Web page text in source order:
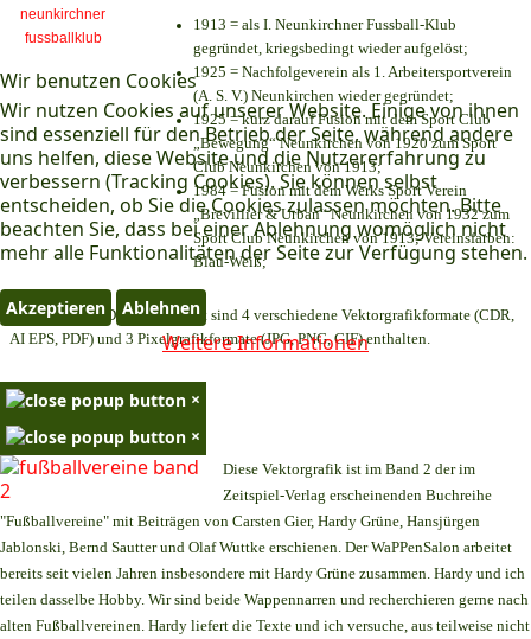
Wir benutzen Cookies
Wir nutzen Cookies auf unserer Website. Einige von ihnen
sind essenziell für den Betrieb der Seite, während andere
uns helfen, diese Website und die Nutzererfahrung zu
verbessern (Tracking Cookies). Sie können selbst
entscheiden, ob Sie die Cookies zulassen möchten. Bitte
beachten Sie, dass bei einer Ablehnung womöglich nicht
mehr alle Funktionalitäten der Seite zur Verfügung stehen.
Akzeptieren Ablehnen
Weitere Informationen
1913 = als I. Neunkirchner Fussball-Klub
gegründet, kriegsbedingt wieder aufgelöst;
1925 = Nachfolgeverein als 1. Arbeitersportverein
(A. S. V.) Neunkirchen wieder gegründet;
1925 = kurz darauf Fusion mit dem Sport Club
„Bewegung“ Neunkirchen von 1920 zum Sport
Club Neunkirchen von 1913;
1984 = Fusion mit dem Werks Sport Verein
„Brevillier & Urban“ Neunkirchen von 1932 zum
Sport Club Neunkirchen von 1913; Vereinsfarben:
Blau-Weiß;
Download:Im Downloadpaket sind 4 verschiedene Vektorgrafikformate (CDR,
AI EPS, PDF) und 3 Pixelgrafikformate (JPG, PNG, GIF) enthalten.
×
×
Diese Vektorgrafik ist im Band 2 der im
Zeitspiel-Verlag erscheinenden Buchreihe
"Fußballvereine" mit Beiträgen von Carsten Gier, Hardy Grüne, Hansjürgen
Jablonski, Bernd Sautter und Olaf Wuttke erschienen. Der WaPPenSalon arbeitet
bereits seit vielen Jahren insbesondere mit Hardy Grüne zusammen. Hardy und ich
teilen dasselbe Hobby. Wir sind beide Wappennarren und recherchieren gerne nach
alten Fußballvereinen. Hardy liefert die Texte und ich versuche, aus teilweise nicht